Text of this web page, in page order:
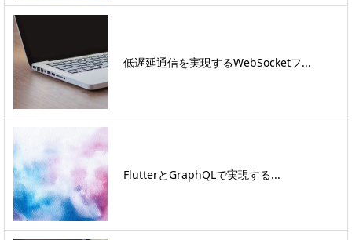
低遅延通信を実現するWebSocketフ...
FlutterとGraphQLで実現する...